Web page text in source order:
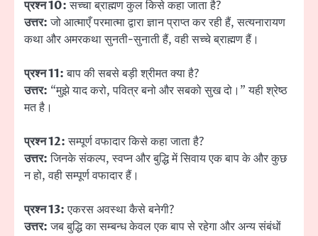
प्रश्न 10:सच्चा ब्राह्मण कुल किसे कहा जाता है?
उत्तर:जो आत्माएँ परमात्मा द्वारा ज्ञान प्राप्त कर रही हैं, सत्यनारायण
कथा और अमरकथा सुनती-सुनाती हैं, वही सच्चे ब्राह्मण हैं।
प्रश्न 11:बाप की सबसे बड़ी श्रीमत क्या है?
उत्तर: “मुझे याद करो, पवित्र बनो और सबको सुख दो।” यही श्रेष्ठ
मत है।
प्रश्न 12:सम्पूर्ण वफादार किसे कहा जाता है?
उत्तर:जिनके संकल्प, स्वप्न और बुद्धि में सिवाय एक बाप के और कुछ
न हो, वही सम्पूर्ण वफादार हैं।
प्रश्न 13:एकरस अवस्था कैसे बनेगी?
उत्तर:जब बुद्धि का सम्बन्ध केवल एक बाप से रहेगा और अन्य संबंधों